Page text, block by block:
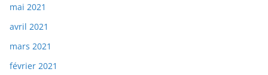
mai 2021
avril 2021
mars 2021
février 2021